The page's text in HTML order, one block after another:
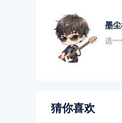
墨
选一
猜你喜欢